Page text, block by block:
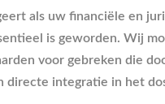
als uw financiële en
is geworden. Wij
voor gebreken die
integratie in het